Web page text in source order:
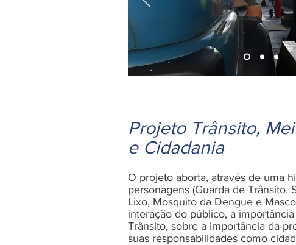
Projeto Trânsito,
e Cidadania
O projeto aborta, através de uma
personagens (Guarda de Trânsito,
Lixo, Mosquito da Dengue e
interação do público, a
Trânsito, sobre a importância da
suas responsabilidades como